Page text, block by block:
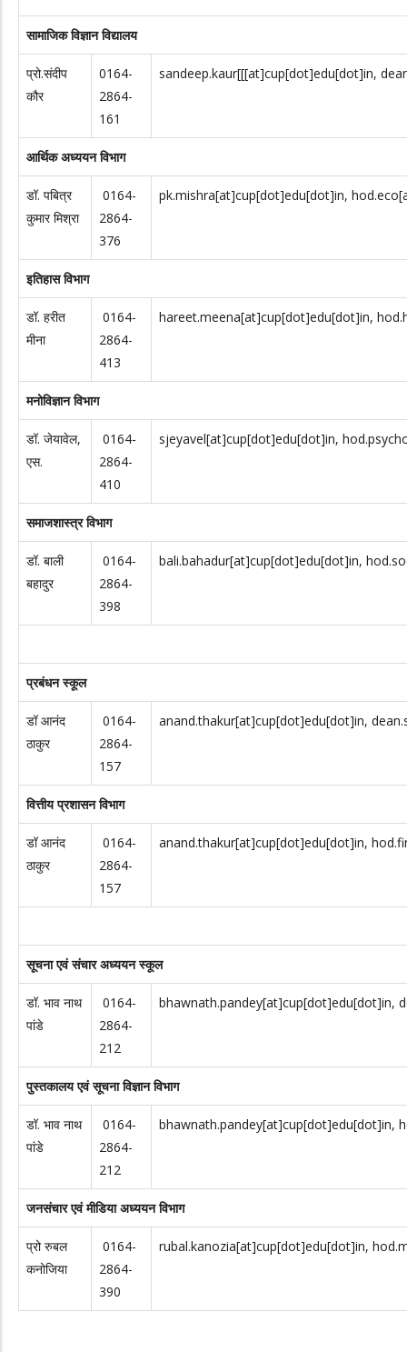
सामाजिक विज्ञान विद्यालय
प्रो.संदीप
कौर
0164-
2864-
161
sandeep.kaur[[[at]cup[dot]edu[dot]in,
आर्थिक अध्ययन विभाग
डॉ. पबित्र
कुमार मिश्रा
0164-
2864-
376
pk.mishra[at]cup[dot]edu[dot]in,
इतिहास विभाग
डॉ. हरीत
मीना
0164-
2864-
413
hareet.meena[at]cup[dot]edu[dot]in,
मनोविज्ञान विभाग
डॉ. जेयावेल,
एस.
0164-
2864-
410
sjeyavel[at]cup[dot]edu[dot]in,
समाजशास्त्र विभाग
डॉ. बाली
बहादुर
0164-
2864-
398
bali.bahadur[at]cup[dot]edu[dot]in,
प्रबंधन स्कूल
डॉ आनंद
ठाकुर
0164-
2864-
157
anand.thakur[at]cup[dot]edu[dot]in,
वित्तीय प्रशासन विभाग
डॉ आनंद
ठाकुर
0164-
2864-
157
anand.thakur[at]cup[dot]edu[dot]in,
सूचना एवं संचार अध्ययन स्कूल
डॉ. भाव नाथ
पांडे
0164-
2864-
212
bhawnath.pandey[at]cup[dot]edu[dot]in,
पुस्तकालय एवं सूचना विज्ञान विभाग
डॉ. भाव नाथ
पांडे
0164-
2864-
212
bhawnath.pandey[at]cup[dot]edu[dot]in,
जनसंचार एवं मीडिया अध्ययन विभाग
प्रो रुबल
कनोजिया
0164-
2864-
390
rubal.kanozia[at]cup[dot]edu[dot]in,